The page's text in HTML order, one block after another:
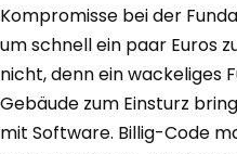
Kompromisse bei der
um schnell ein paar Euros
nicht, denn ein wackeliges
Gebäude zum Einsturz
mit Software. Billig-Code